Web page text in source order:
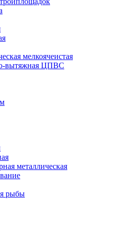
мелкоячеистая
вытяжная ЦПВС
металлическая
рыбы